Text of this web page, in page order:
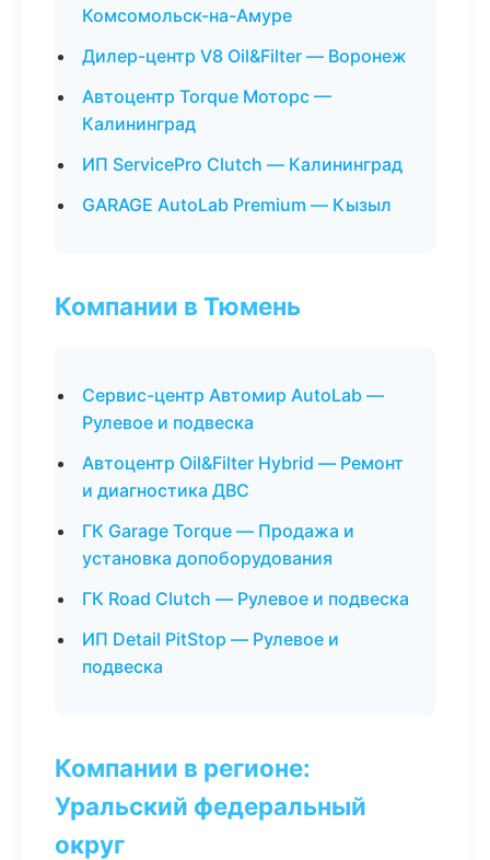
Комсомольск-на-Амуре
Дилер-центр V8 Oil&Filter — Воронеж
Автоцентр Torque Моторс —
Калининград
ИП ServicePro Clutch — Калининград
GARAGE AutoLab Premium — Кызыл
Компании в Тюмень
Сервис-центр Автомир AutoLab —
Рулевое и подвеска
Автоцентр Oil&Filter Hybrid — Ремонт
и диагностика ДВС
ГК Garage Torque — Продажа и
установка допоборудования
ГК Road Clutch — Рулевое и подвеска
ИП Detail PitStop — Рулевое и
подвеска
Компании в регионе:
Уральский федеральный
округ